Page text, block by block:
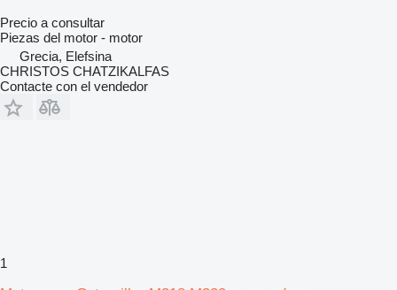
Precio a consultar
Piezas del motor - motor
Grecia, Elefsina
CHRISTOS CHATZIKALFAS
Contacte con el vendedor
1